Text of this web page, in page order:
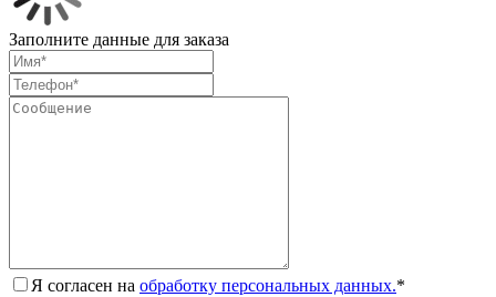
Заполните данные для заказа
Я согласен на обработку персональных данных.*